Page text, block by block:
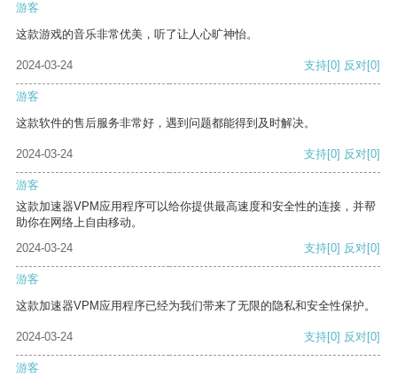
游客
这款游戏的音乐非常优美，听了让人心旷神怡。
2024-03-24 支持[0] 反对[0]
游客
这款软件的售后服务非常好，遇到问题都能得到及时解决。
2024-03-24 支持[0] 反对[0]
游客
这款加速器VPM应用程序可以给你提供最高速度和安全性的连接，并帮
助你在网络上自由移动。
2024-03-24
支持[0] 反对[0]
游客
这款加速器VPM应用程序已经为我们带来了无限的隐私和安全性保护。
2024-03-24 支持[0] 反对[0]
游客